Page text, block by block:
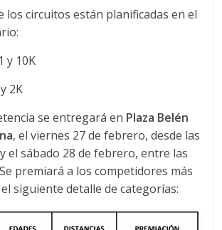
los circuitos están planificadas en el
y 10K
2K
se entregará en Plaza Belén
, el viernes 27 de febrero, desde las
el sábado 28 de febrero, entre las
premiará a los competidores más
siguiente detalle de categorías: